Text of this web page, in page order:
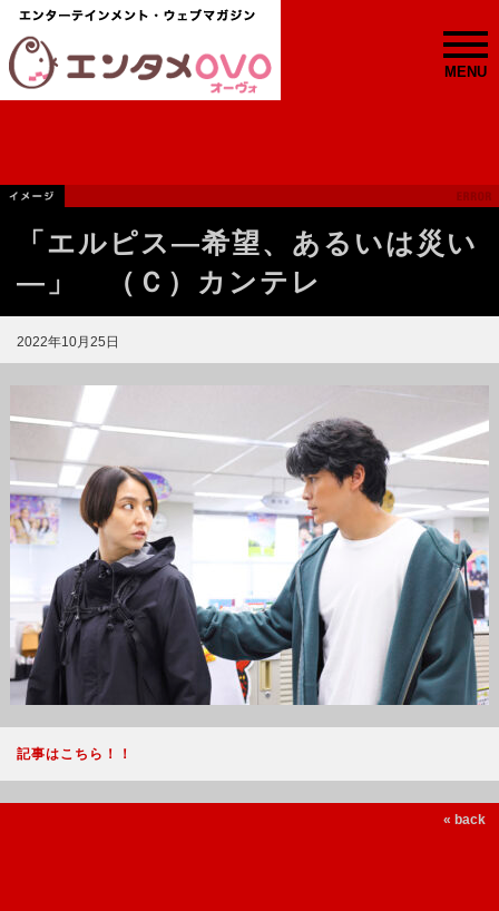
MENU
「エルピス—希望、あるいは災い
—」 （Ｃ）カンテレ
2022年10月25日
記事はこちら！！
« back